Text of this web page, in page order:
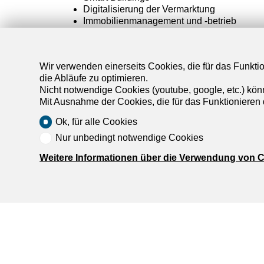
Digitalisierung der Vermarktung
Immobilienmanagement und -betrieb
Die Teilnehmer konnten zudem innovative
Ausstellungsbereich für PropTech-
Eine gemeinsame Vision für
Durchdreamo.chundproperstar.ch
Zusammenarbeit und Digitalisierung in der
Wir verwenden einerseits Cookies, die für das
die Abläufe zu optimieren.
Nicht notwendige Cookies (youtube, google, etc.)
Mit Ausnahme der Cookies, die für das
Ok, für alle Cookies
Nur unbedingt notwendige Cookies
Weitere Informationen über die Verwendung von